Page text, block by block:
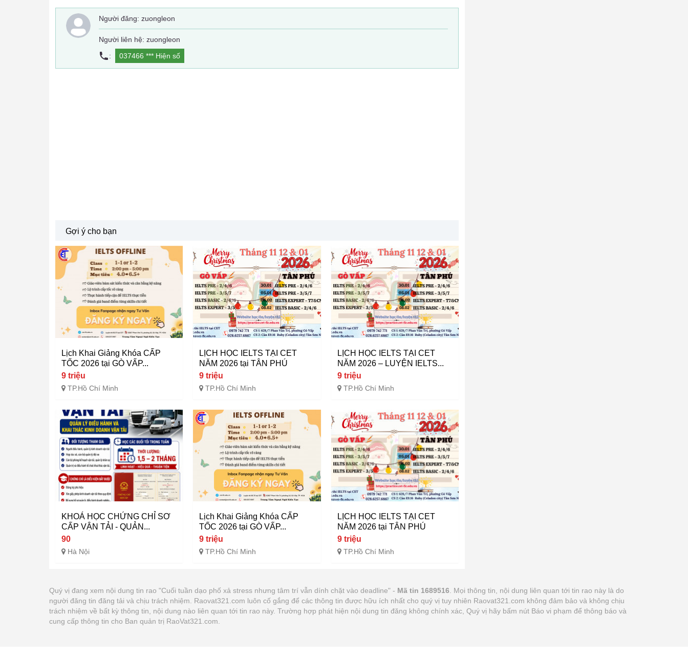
Người đăng: zuongleon
Người liên hệ: zuongleon
:
037466 *** Hiện số
Gợi ý cho bạn
Lịch Khai Giảng Khóa CẤP
TỐC 2026 tại GÒ VẤP...
9 triệu
TP.Hồ Chí Minh
LỊCH HỌC IELTS TẠI CET
NĂM 2026 tại TÂN PHÚ
9 triệu
TP.Hồ Chí Minh
LỊCH HỌC IELTS TẠI CET
NĂM 2026 – LUYỆN IELTS...
9 triệu
TP.Hồ Chí Minh
KHOÁ HỌC CHỨNG CHỈ SƠ
CẤP VẬN TẢI - QUẢN...
90
Hà Nội
Lịch Khai Giảng Khóa CẤP
TỐC 2026 tại GÒ VẤP...
9 triệu
TP.Hồ Chí Minh
LỊCH HỌC IELTS TẠI CET
NĂM 2026 tại TÂN PHÚ
9 triệu
TP.Hồ Chí Minh
Quý vị đang xem nội dung tin rao "Cuối tuần dạo phố xả stress nhưng tâm trí vẫn dính chặt vào deadline" - Mã tin 1689516 . Mọi thông tin, nội dung liên quan tới tin rao này là do
người đăng tin đăng tải và chịu trách nhiệm. Raovat321.com luôn cố gắng để các thông tin được hữu ích nhất cho quý vị tuy nhiên Raovat321.com không đảm bảo và không chịu
trách nhiệm về bất kỳ thông tin, nội dung nào liên quan tới tin rao này. Trường hợp phát hiện nội dung tin đăng không chính xác, Quý vị hãy bấm nút Báo vi phạm để thông báo và
cung cấp thông tin cho Ban quản trị RaoVat321.com.